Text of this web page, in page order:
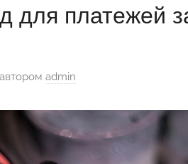
для платежей
автором admin